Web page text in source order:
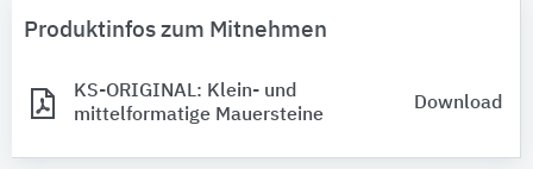
Produktinfos zum Mitnehmen
KS-ORIGINAL: Klein- und
mittelformatige Mauersteine
Download